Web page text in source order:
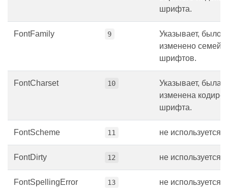
шрифта.
FontFamily 9
Указывает, было
изменено
шрифтов.
FontCharset 10
Указывает, была
изменена
шрифта.
FontScheme 11 не используется.
FontDirty 12 не используется.
FontSpellingError 13 не используется.